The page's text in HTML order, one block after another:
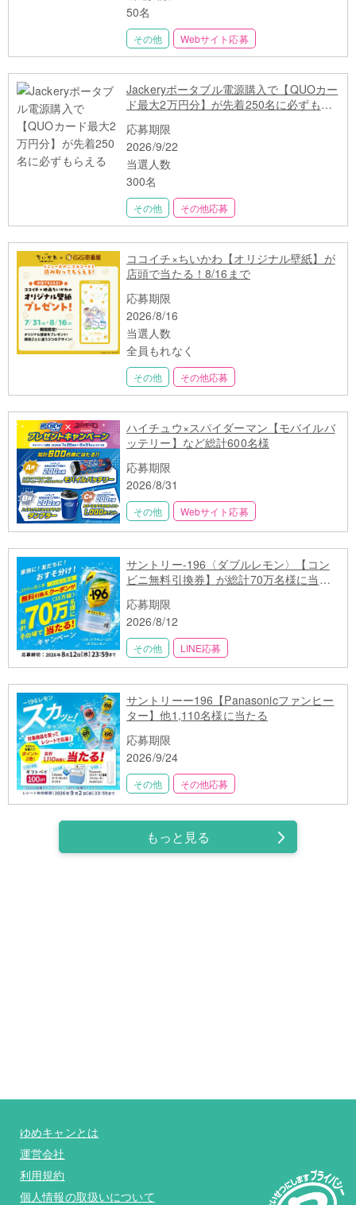
50名
その他 Webサイト応募
Jackeryポータブル電源購入で【QUOカー
ド最大2万円分】が先着250名に必ずもら
応募期限
2026/9/22
当選人数
300名
その他 その他応募
ココイチ×ちいかわ【オリジナル壁紙】が
店頭で当たる！8/16まで
応募期限
2026/8/16
当選人数
全員もれなく
その他 その他応募
ハイチュウ×スパイダーマン【モバイルバ
ッテリー】など総計600名様
応募期限
2026/8/31
その他 Webサイト応募
サントリー-196〈ダブルレモン〉【コン
ビニ無料引換券】が総計70万名様に当た
応募期限
2026/8/12
その他 LINE応募
サントリーー196【Panasonicファンヒー
ター】他1,110名様に当たる
応募期限
2026/9/24
その他 その他応募
もっと見る
ゆめキャンとは
運営会社
利用規約
個人情報の取扱いについて